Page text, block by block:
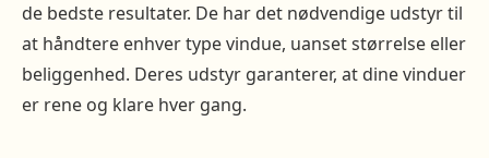
de bedste resultater. De har det nødvendige udstyr til
at håndtere enhver type vindue, uanset størrelse eller
beliggenhed. Deres udstyr garanterer, at dine vinduer
er rene og klare hver gang.